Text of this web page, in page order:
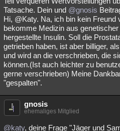
Tatsache. Dein und @gnosis
Hi, @Katy. Na, ich bin kein Freund
bekomme Medizin aus
hergestellte Insulin. Soll die
getrieben haben, ist aber billiger,
und wird an die verschrieben, die
können.(Ist auch leichter zu
gerne verschrieben) Meine
"gespalten".
gnosis
ehemaliges Mitglied
@katy, deine Frage "Jäger und